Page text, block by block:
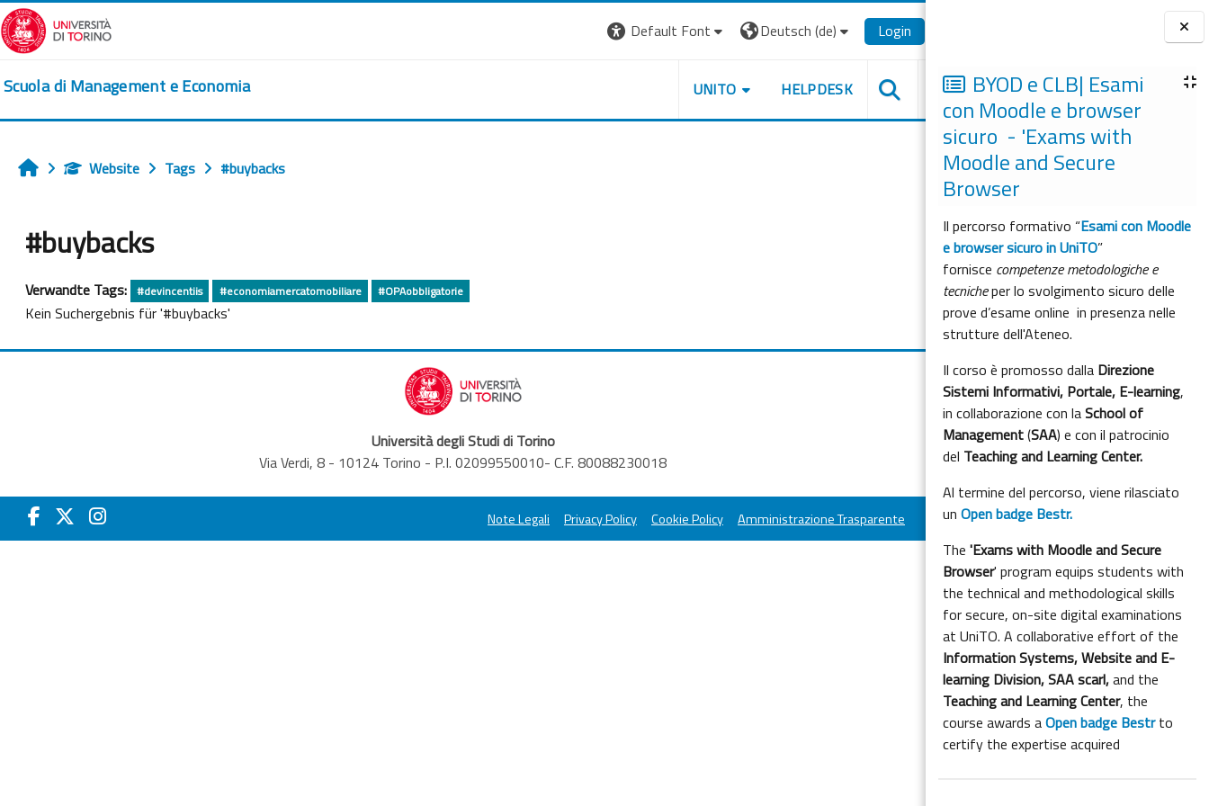
Zum Hauptinhalt
Blöcke
BYOD e CLB| Esami
con Moodle e browser
sicuro - 'Exams with
Moodle and Secure
Browser
Il percorso formativo “Esami con Moodle
e browser sicuro in UniTO”
fornisce competenze metodologiche e
tecnicheper lo svolgimento sicuro delle
prove d’esame online in presenza nelle
strutture dell'Ateneo.
Il corso è promosso dalla Direzione
Sistemi Informativi, Portale, E-learning,
in collaborazione con laSchool of
Management(SAA) e con il patrocinio
del Teaching and Learning Center.
Al termine del percorso, viene rilasciato
unOpen badge Bestr.
The'Exams with Moodle and Secure
Browser' program equips students with
the technical and methodological skills
for secure, on-site digital examinations
at UniTO. A collaborative effort of the
Information Systems, Website and E-
learning Division,SAA scarl,and the
Teaching and Learning Center, the
course awards aOpen badge Bestrto
certify the expertise acquired
Default Font Deutsch ‎(de)‎ Login
Scuola di Management e Economia UNITO HELPDESK
Startseite
Website Tags #buybacks
#buybacks
Verwandte Tags: #devincentiis #economiamercatomobiliare #OPAobbligatorie
Kein Suchergebnis für '#buybacks'
Università degli Studi di Torino
Via Verdi, 8 - 10124 Torino - P.I. 02099550010- C.F. 80088230018
Note Legali Privacy Policy Cookie Policy Amministrazione Trasparente